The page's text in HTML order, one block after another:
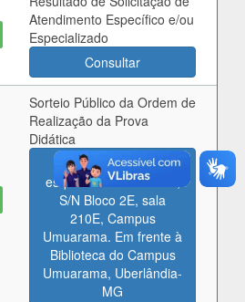
Atendimento Específico e/ou
Especializado
Consultar
Sorteio Público da Ordem de
Realização da Prova
Didática
Av. Amazonas
esquina com Rua Acre,
S/N Bloco 2E, sala
210E, Campus
Umuarama. Em frente à
Biblioteca do Campus
Umuarama, Uberlândia-
MG